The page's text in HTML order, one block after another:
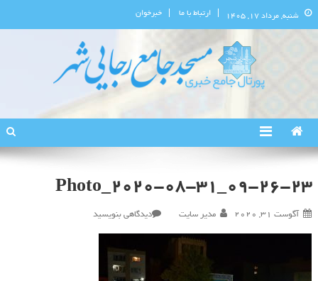
شنبه, مرداد ۱۷, ۱۴۰۵ ارتباط با ما خبرخوان
پورتال اطلاع‌رسانی مسجد جامع
Photo_2020-08-31_09-26-23
آگوست 31, 2020 مدیر سایت دیدگاهی بنویسیددر